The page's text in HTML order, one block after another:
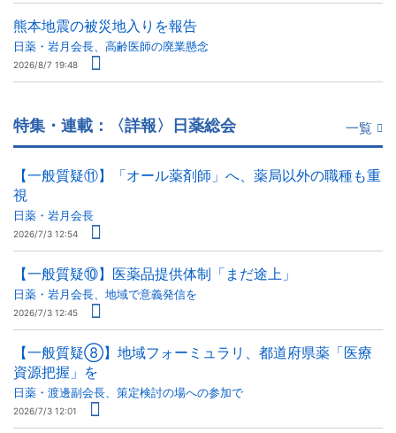
熊本地震の被災地入りを報告
日薬・岩月会長、高齢医師の廃業懸念
2026/8/7 19:48
特集・連載：〈詳報〉日薬総会 一覧
【一般質疑⑪】「オール薬剤師」へ、薬局以外の職種も重
視
日薬・岩月会長
2026/7/3 12:54
【一般質疑⑩】医薬品提供体制「まだ途上」
日薬・岩月会長、地域で意義発信を
2026/7/3 12:45
【一般質疑⑧】地域フォーミュラリ、都道府県薬「医療
資源把握」を
日薬・渡邊副会長、策定検討の場への参加で
2026/7/3 12:01